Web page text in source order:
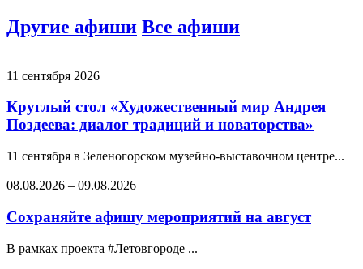
Другие афиши Все афиши
11 сентября 2026
Круглый стол «Художественный мир Андрея
Поздеева: диалог традиций и новаторства»
11 сентября в Зеленогорском музейно-выставочном центре...
08.08.2026 – 09.08.2026
Сохраняйте афишу мероприятий на август
В рамках проекта #Летовгороде ...